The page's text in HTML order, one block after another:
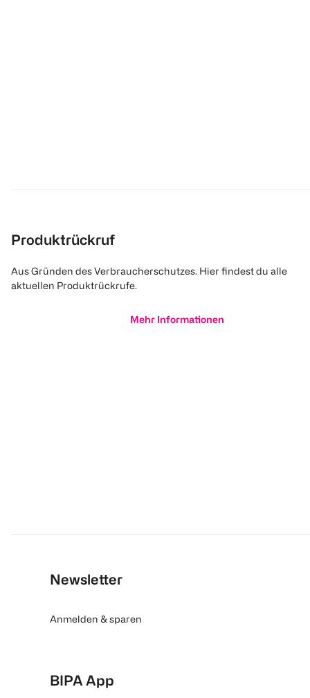
Produktrückruf
Aus Gründen des Verbraucherschutzes. Hier findest du alle
aktuellen Produktrückrufe.
Mehr Informationen
Newsletter
Anmelden & sparen
BIPA App